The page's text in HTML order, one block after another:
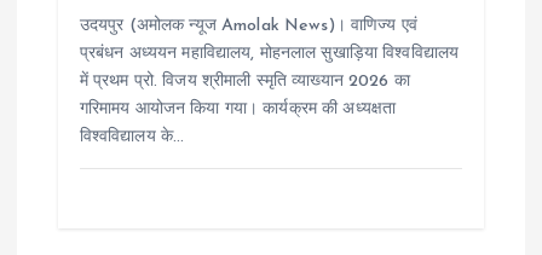
उदयपुर (अमोलक न्यूज Amolak News)। वाणिज्य एवं
प्रबंधन अध्ययन महाविद्यालय, मोहनलाल सुखाड़िया विश्वविद्यालय
में प्रथम प्रो. विजय श्रीमाली स्मृति व्याख्यान 2026 का
गरिमामय आयोजन किया गया। कार्यक्रम की अध्यक्षता
विश्वविद्यालय के…